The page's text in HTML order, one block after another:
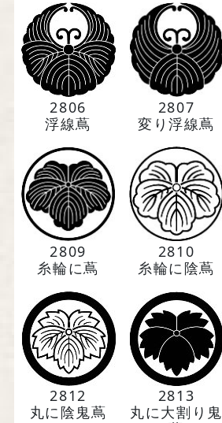
2806
浮線蔦
2807
変り浮線蔦
2809
糸輪に蔦
2810
糸輪に陰蔦
2812
丸に陰鬼蔦
2813
丸に大割り鬼